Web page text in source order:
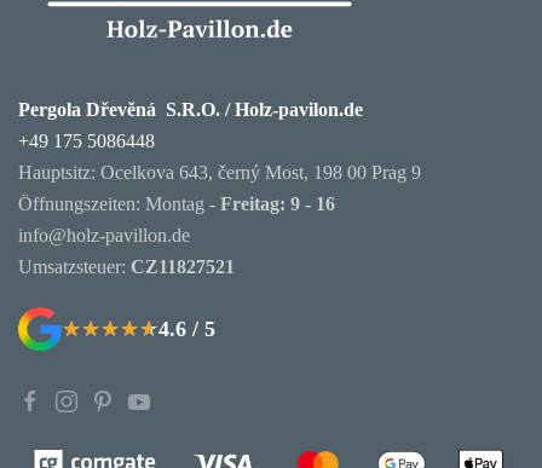
Pergola Dřevěná S.R.O. / Holz-pavilon.de
+49 175 5086448
Hauptsitz: Ocelkova 643, černý Most, 198 00 Prag 9
Öffnungszeiten: Montag - Freitag: 9 - 16
info@holz-pavillon.de
Umsatzsteuer: CZ11827521
★★★★★
★★★★★4.6 / 5